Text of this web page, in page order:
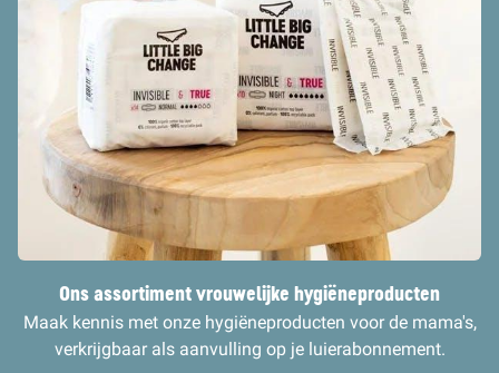
Ons assortiment vrouwelijke hygiëneproducten
Maak kennis met onze hygiëneproducten voor de mama's,
verkrijgbaar als aanvulling op je luierabonnement.